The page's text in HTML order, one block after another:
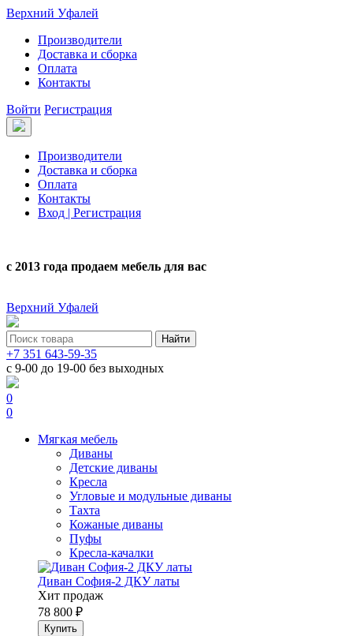
Верхний Уфалей
Производители
Доставка и сборка
Оплата
Контакты
Войти Регистрация
Производители
Доставка и сборка
Оплата
Контакты
Вход | Регистрация
с 2013 года продаем мебель для вас
Верхний Уфалей
+7 351 643-59-35
с 9-00 до 19-00 без выходных
0
0
Мягкая мебель
Диваны
Детские диваны
Кресла
Угловые и модульные диваны
Тахта
Кожаные диваны
Пуфы
Кресла-качалки
Диван София-2 ДКУ латы
Хит продаж
78 800 ₽